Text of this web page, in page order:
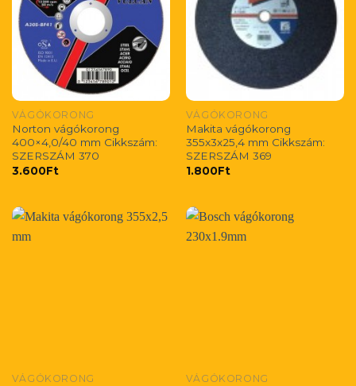
VÁGÓKORONG
Norton vágókorong
400×4,0/40 mm Cikkszám:
SZERSZÁM 370
3.600Ft
VÁGÓKORONG
Makita vágókorong
355x3x25,4 mm Cikkszám:
SZERSZÁM 369
1.800Ft
VÁGÓKORONG VÁGÓKORONG